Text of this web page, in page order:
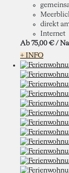
direkt
Internet
Ab 75,00 € /
+ INFO